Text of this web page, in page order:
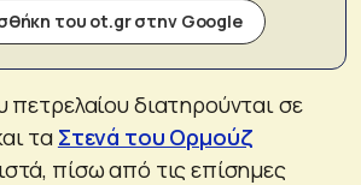
του ot.gr στην Google
πετρελαίου διατηρούνται σε
τα Στενά του Ορμούζ
πίσω από τις επίσημες